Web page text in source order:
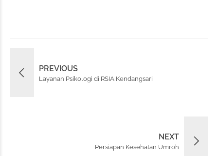
PREVIOUS
Layanan Psikologi di RSIA Kendangsari
NEXT
Persiapan Kesehatan Umroh